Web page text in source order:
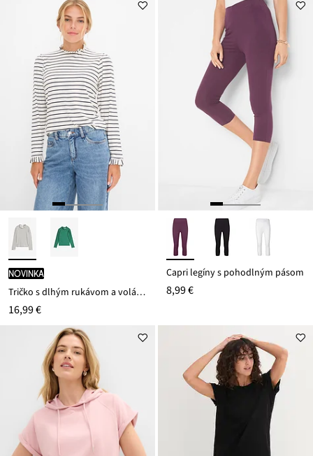
novinka
Tričko s dlhým rukávom a volánmi
16,99 €
Capri legíny s pohodlným pásom
8,99 €